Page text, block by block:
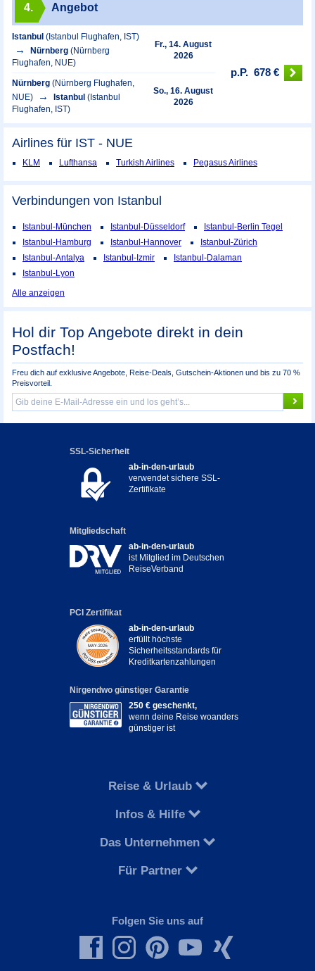
4. Angebot
Istanbul (Istanbul Flughafen, IST)
Nürnberg (Nürnberg
Flughafen, NUE)
Fr., 14. August
2026
Nürnberg (Nürnberg Flughafen,
NUE)
Istanbul (Istanbul
Flughafen, IST)
So., 16. August
2026
p.P. 678 €
Airlines für IST - NUE
KLM Lufthansa Turkish Airlines Pegasus Airlines
Verbindungen von Istanbul
Istanbul-München Istanbul-Düsseldorf
Istanbul-Berlin Tegel
Istanbul-Hamburg
Istanbul-Hannover
Istanbul-Zürich
Istanbul-Antalya
Istanbul-Izmir
Istanbul-Dalaman
Istanbul-Lyon
Alle anzeigen
Hol dir Top Angebote direkt in dein
Postfach!
Freu dich auf exklusive Angebote, Reise-Deals, Gutschein-Aktionen und bis zu 70 %
Preisvorteil.
SSL-Sicherheit
ab-in-den-urlaub
verwendet sichere SSL-
Zertifikate
Mitgliedschaft
ab-in-den-urlaub
ist Mitglied im Deutschen
ReiseVerband
PCI Zertifikat
ab-in-den-urlaub
erfüllt höchste
Sicherheitsstandards für
Kreditkartenzahlungen
Nirgendwo günstiger Garantie
250 € geschenkt,
wenn deine Reise woanders
günstiger ist
Reise & Urlaub
Infos & Hilfe
Das Unternehmen
Für Partner
Folgen Sie uns auf